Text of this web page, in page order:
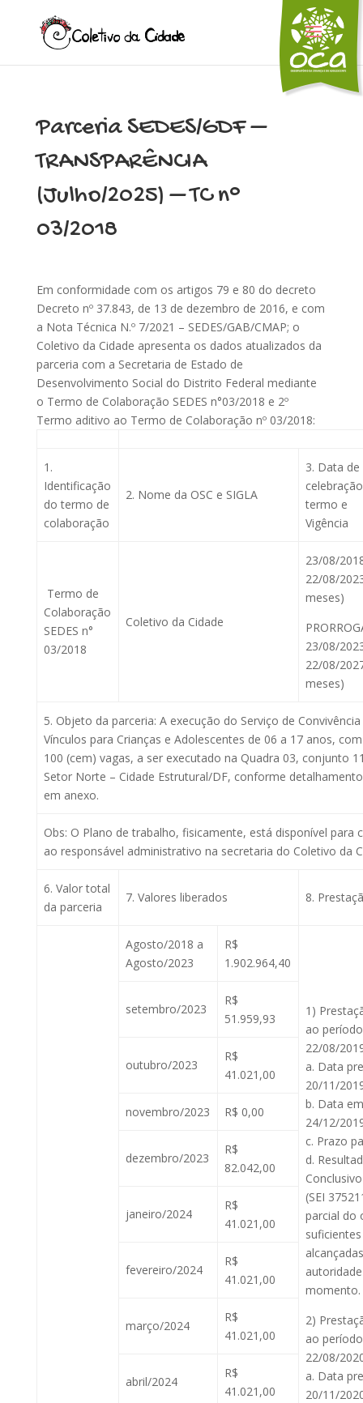
Parceria SEDES/GDF –
TRANSPARÊNCIA
(Julho/2025) – TC n°
03/2018
Em conformidade com os artigos 79 e 80 do decreto
Decreto nº 37.843, de 13 de dezembro de 2016, e com
a Nota Técnica N.º 7/2021 – SEDES/GAB/CMAP; o
Coletivo da Cidade apresenta os dados atualizados da
parceria com a Secretaria de Estado de
Desenvolvimento Social do Distrito Federal mediante
o Termo de Colaboração SEDES n°03/2018 e 2º
Termo aditivo ao Termo de Colaboração nº 03/2018:
1.
Identificação
do termo de
colaboração
2. Nome da OSC e SIGLA
3. Data de
termo e
Vigência
Termo de
Colaboração
SEDES n°
03/2018
Coletivo da Cidade
23/08/
22/08/
meses)
23/08/
22/08/
meses)
5. Objeto da parceria: A execução do Serviço de
Vínculos para Crianças e Adolescentes de 06 a 17 anos,
100 (cem) vagas, a ser executado na Quadra 03, conjunto
Setor Norte – Cidade Estrutural/DF, conforme
em anexo.
Obs: O Plano de trabalho, fisicamente, está disponível para
ao responsável administrativo na secretaria do Coletivo da
6. Valor total
da parceria
7. Valores liberados 8.
Agosto/2018 a
Agosto/2023
R$
1.902.964,40
1)
ao
22/08/
a. Data
20/11/
b. Data
24/12/
c. Prazo
d.
(SEI
parcial do
momento.
2)
ao
22/08/
a. Data
20/11/
setembro/2023
R$
51.959,93
outubro/2023
R$
41.021,00
novembro/2023 R$ 0,00
dezembro/2023
R$
82.042,00
janeiro/2024
R$
41.021,00
fevereiro/2024
R$
41.021,00
março/2024
R$
41.021,00
abril/2024
R$
41.021,00